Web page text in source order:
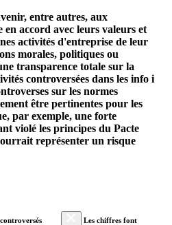
entre autres, aux
en accord avec leurs valeurs et
activités d'entreprise de leur
morales, politiques ou
transparence totale sur la
controversées dans les info i
sur les normes
être pertinentes pour les
par exemple, une forte
violé les principes du Pacte
représenter un risque
Les chiffres font